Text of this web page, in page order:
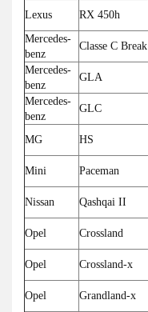
Lexus
RX 450h
Mercedes-
benz
Classe C Break
Mercedes-
benz
GLA
Mercedes-
benz
GLC
MG
HS
Mini
Paceman
Nissan
Qashqai II
Opel
Crossland
Opel
Crossland-x
Opel
Grandland-x